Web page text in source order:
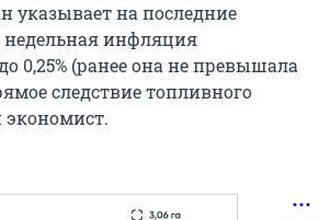
указывает на последние
недельная инфляция
0,25% (ранее она не превышала
следствие топливного
экономист.